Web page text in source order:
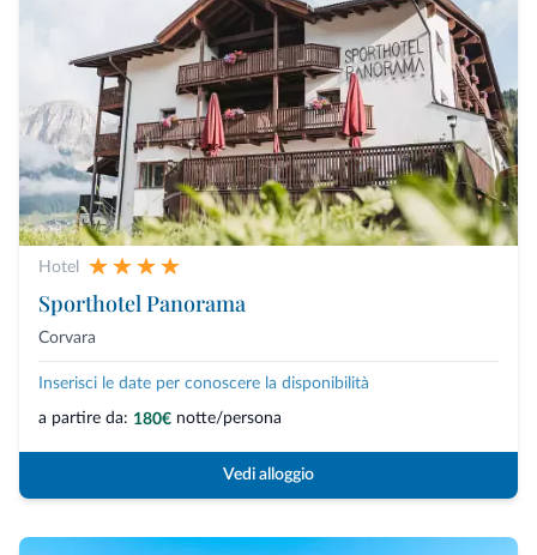
Hotel
Sporthotel Panorama
Corvara
Inserisci le date per conoscere la disponibilità
a partire da: 180€ notte/persona
Vedi alloggio